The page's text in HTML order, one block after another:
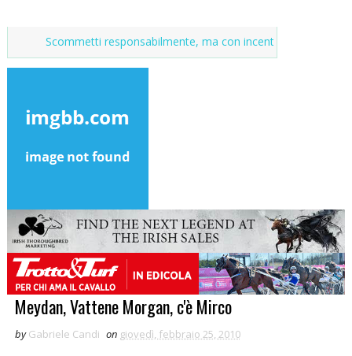
responsabilmente, ma con incentivi Market del
Meydan, Vattene Morgan, c'è Mirco
by Gabriele Candi on giovedì, febbraio 25, 2010